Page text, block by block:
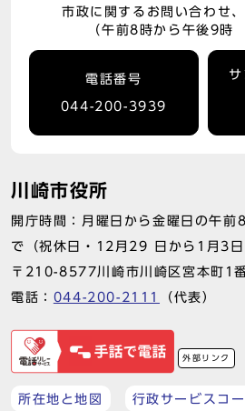
市政に関するお問い合わせ
（午前8時から午後9時
電話番号
044-200-3939
川崎市役所
開庁時間：月曜日から金曜日の午
で（祝休日・12月29 日から1月3日
〒210-8577川崎市川崎区宮本町1
電話： 044-200-2111 （代表）
外部リンク
所在地と地図 行政サービスコ